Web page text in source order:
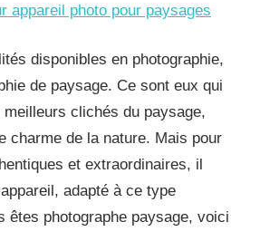
appareil photo pour paysages
disponibles en photographie,
de paysage. Ce sont eux qui
meilleurs clichés du paysage,
charme de la nature. Mais pour
et extraordinaires, il
adapté à ce type
êtes photographe paysage, voici